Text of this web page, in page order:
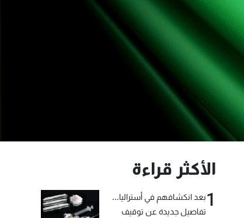
الأكثر قراءة
1بعد انكشافهم في أستراليا...
تفاصيل جديدة عن توقيف